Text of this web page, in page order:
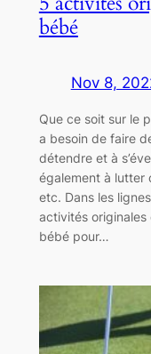
bébé
Nov 8,
Que ce soit sur le
a besoin de faire
détendre et à
également à lutter
etc. Dans les
activités
bébé pour…